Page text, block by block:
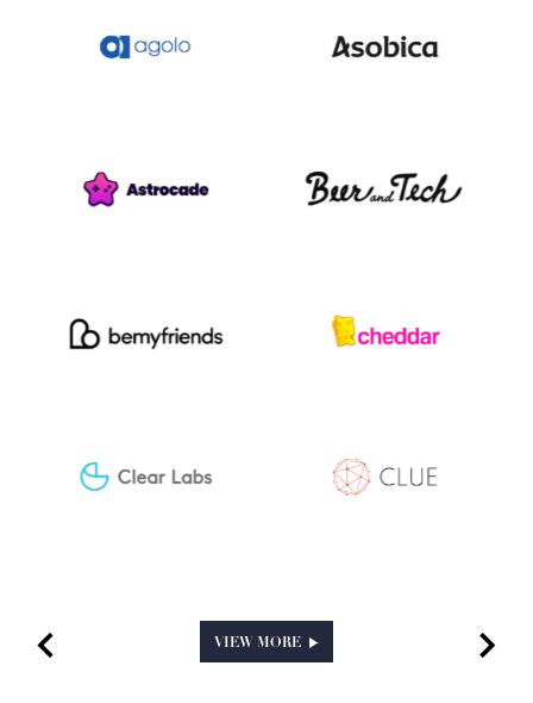
VIEW MORE